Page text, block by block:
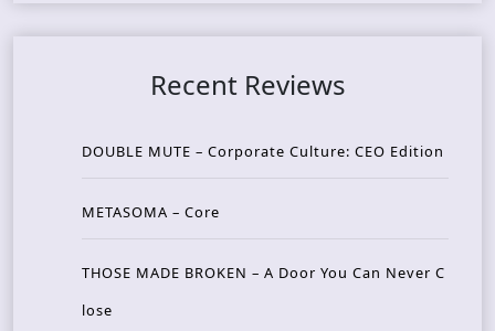
Recent Reviews
DOUBLE MUTE – Corporate Culture: CEO Edition
METASOMA – Core
THOSE MADE BROKEN – A Door You Can Never C
lose